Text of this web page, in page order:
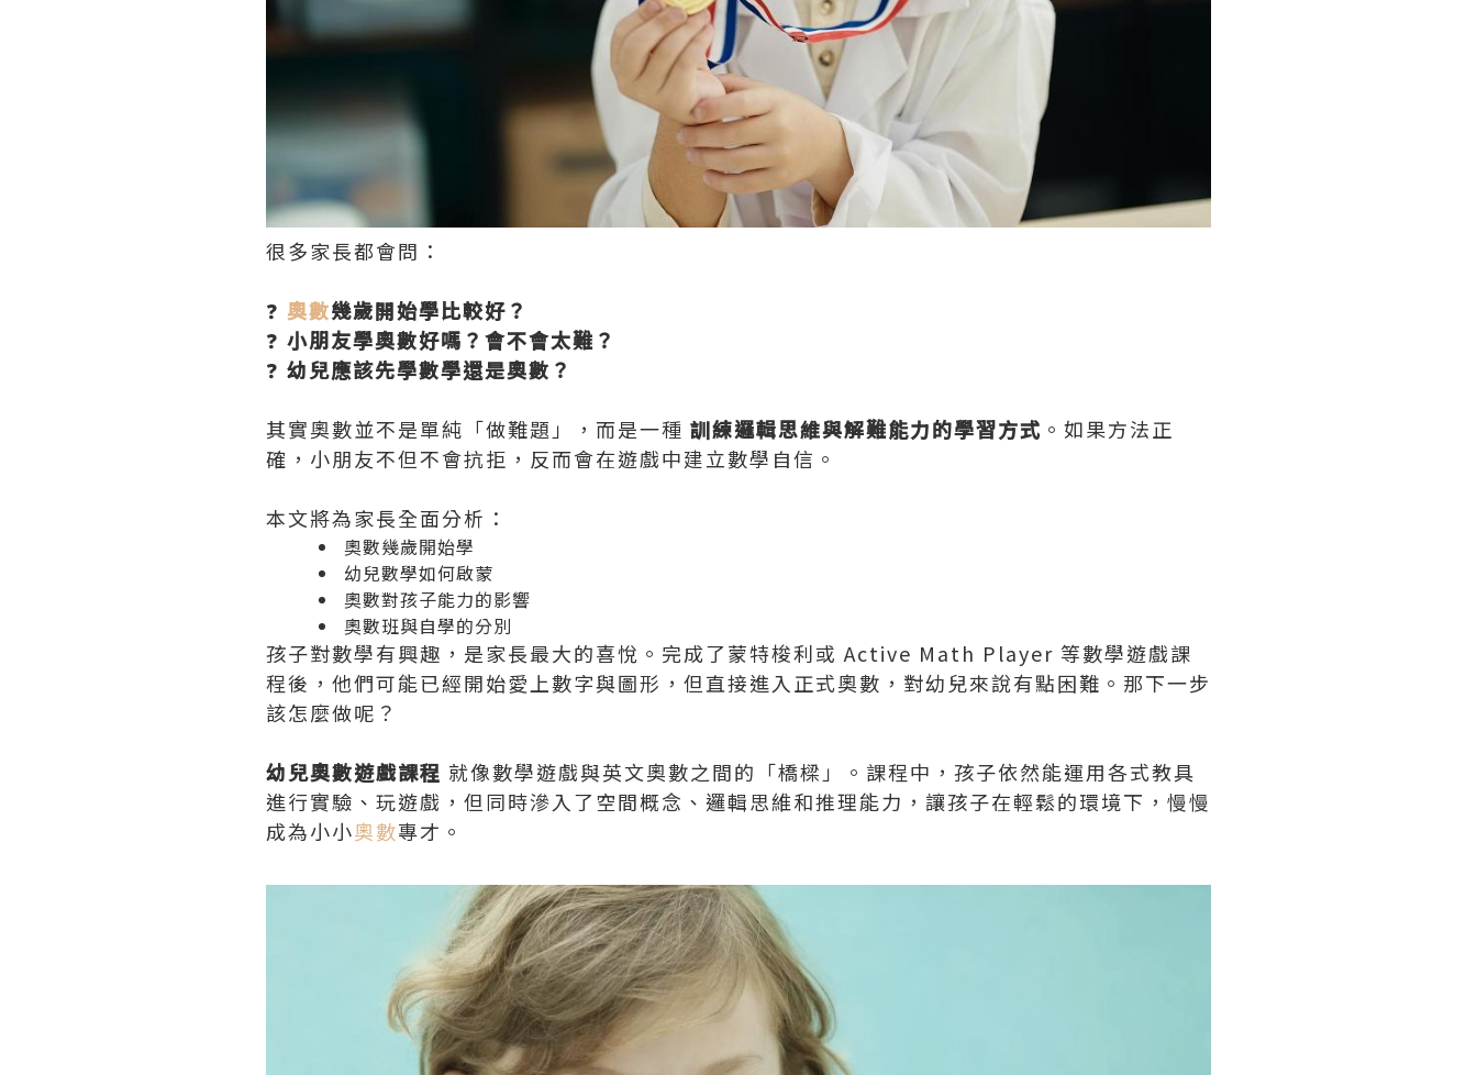
很多家長都會問：
❓ 奧數幾歲開始學比較好？
❓ 小朋友學奧數好嗎？會不會太難？
❓ 幼兒應該先學數學還是奧數？
其實奧數並不是單純「做難題」，而是一種 訓練邏輯思維與解難能力的學習方式 。如果方法正
確，小朋友不但不會抗拒，反而會在遊戲中建立數學自信。
本文將為家長全面分析：
奧數幾歲開始學
幼兒數學如何啟蒙
奧數對孩子能力的影響
奧數班與自學的分別
孩子對數學有興趣，是家長最大的喜悅。完成了蒙特梭利或 Active Math Player 等數學遊戲課
程後，他們可能已經開始愛上數字與圖形，但直接進入正式奧數，對幼兒來說有點困難。那下一步
該怎麼做呢？
幼兒奧數遊戲課程 就像數學遊戲與英文奧數之間的「橋樑」。課程中，孩子依然能運用各式教具
進行實驗、玩遊戲，但同時滲入了空間概念、邏輯思維和推理能力，讓孩子在輕鬆的環境下，慢慢
成為小小奧數專才。